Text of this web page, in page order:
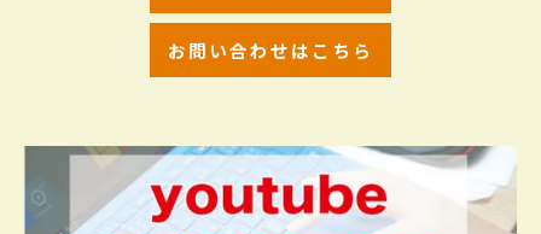
お問い合わせはこちら